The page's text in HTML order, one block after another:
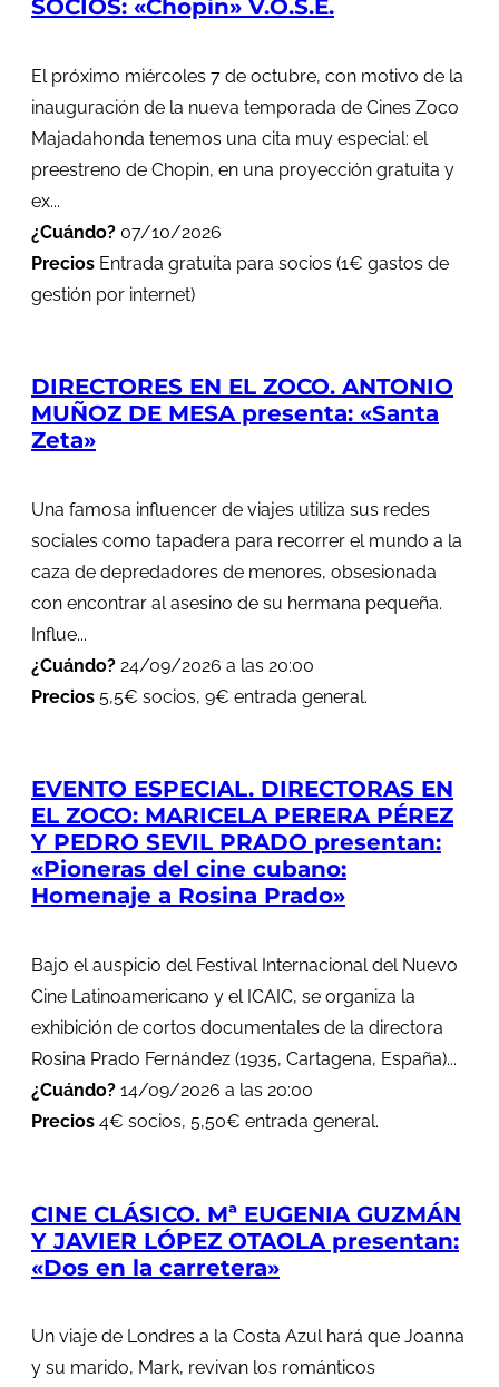
SOCIOS: «Chopin» V.O.S.E.
El próximo miércoles 7 de octubre, con motivo de la
inauguración de la nueva temporada de Cines Zoco
Majadahonda tenemos una cita muy especial: el
preestreno de Chopin, en una proyección gratuita y
ex...
¿Cuándo? 07/10/2026
Precios Entrada gratuita para socios (1€ gastos de
gestión por internet)
DIRECTORES EN EL ZOCO. ANTONIO
MUÑOZ DE MESA presenta: «Santa
Zeta»
Una famosa influencer de viajes utiliza sus redes
sociales como tapadera para recorrer el mundo a la
caza de depredadores de menores, obsesionada
con encontrar al asesino de su hermana pequeña.
Influe...
¿Cuándo? 24/09/2026 a las 20:00
Precios 5,5€ socios, 9€ entrada general.
EVENTO ESPECIAL. DIRECTORAS EN
EL ZOCO: MARICELA PERERA PÉREZ
Y PEDRO SEVIL PRADO presentan:
«Pioneras del cine cubano:
Homenaje a Rosina Prado»
Bajo el auspicio del Festival Internacional del Nuevo
Cine Latinoamericano y el ICAIC, se organiza la
exhibición de cortos documentales de la directora
Rosina Prado Fernández (1935, Cartagena, España)...
¿Cuándo? 14/09/2026 a las 20:00
Precios 4€ socios, 5,50€ entrada general.
CINE CLÁSICO. Mª EUGENIA GUZMÁN
Y JAVIER LÓPEZ OTAOLA presentan:
«Dos en la carretera»
Un viaje de Londres a la Costa Azul hará que Joanna
y su marido, Mark, revivan los románticos